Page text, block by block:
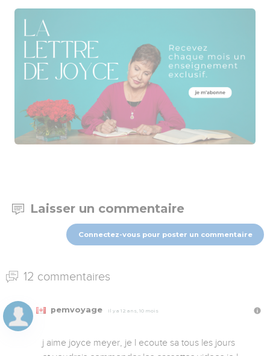
Laisser un commentaire
Connectez-vous pour poster un commentaire
12 commentaires
pemvoyage Il y a 12 ans, 10 mois
j aime joyce meyer, je l ecoute sa tous les jours